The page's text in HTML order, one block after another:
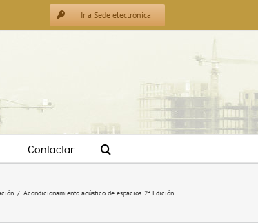
Ir a Sede electrónica
Contactar
/ Acondicionamiento acústico de espacios. 2ª Edición